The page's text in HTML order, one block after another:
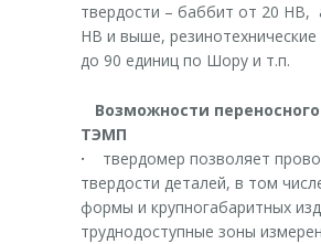
твердости – баббит от 20 НВ,
НВ и выше, резинотехнические
до 90 единиц по Шору и т.п.
Возможности
ТЭМП
· твердомер позволяет
твердости деталей, в том
формы и крупногабаритных
труднодоступные зоны